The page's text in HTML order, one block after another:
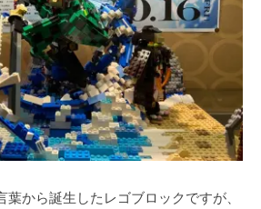
葉から誕⽣したレゴブロックですが、